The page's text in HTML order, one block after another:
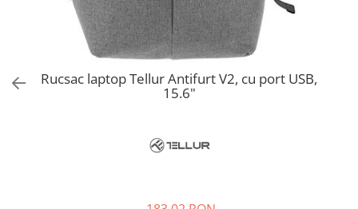
Business Travel
BorseteRucsac laptop Tellur Antifurt V2, cu port USB,
15.6"